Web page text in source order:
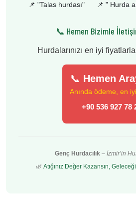
📌 "Talas hurdası" 📌 " Hurda
📞 Hemen Bizimle
Hurdalarınızı en iyi
📞 Hemen
Anında ödeme, en
+90 536 927 78
Genç Hurdacılık – İzmir’in
🌿 Atığınız Değer Kazansın,